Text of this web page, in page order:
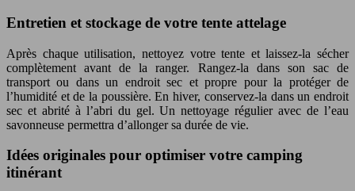
Entretien et stockage de votre tente attelage
Après chaque utilisation, nettoyez votre tente et laissez-la sécher
complètement avant de la ranger. Rangez-la dans son sac de
transport ou dans un endroit sec et propre pour la protéger de
l’humidité et de la poussière. En hiver, conservez-la dans un endroit
sec et abrité à l’abri du gel. Un nettoyage régulier avec de l’eau
savonneuse permettra d’allonger sa durée de vie.
Idées originales pour optimiser votre camping
itinérant